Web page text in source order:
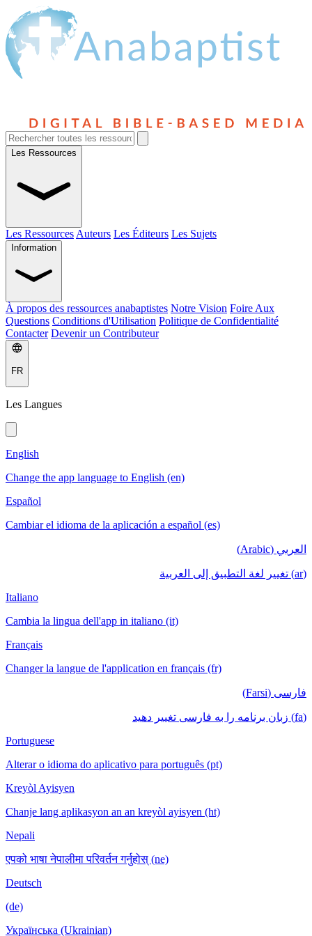
Les Ressources
Les Ressources Auteurs Les Éditeurs Les Sujets
Information
À propos des ressources anabaptistes Notre Vision Foire Aux
Questions Conditions d'Utilisation Politique de Confidentialité
Contacter Devenir un Contributeur
FR
Les Langues
English
Change the app language to English (en)
Español
Cambiar el idioma de la aplicación a español (es)
العربي (Arabic)
(ar) تغيير لغة التطبيق إلى العربية
Italiano
Cambia la lingua dell'app in italiano (it)
Français
Changer la langue de l'application en français (fr)
فارسی (Farsi)
(fa) زبان برنامه را به فارسی تغییر دهید
Portuguese
Alterar o idioma do aplicativo para português (pt)
Kreyòl Ayisyen
Chanje lang aplikasyon an an kreyòl ayisyen (ht)
Nepali
एपको भाषा नेपालीमा परिवर्तन गर्नुहोस् (ne)
Deutsch
(de)
Українська (Ukrainian)